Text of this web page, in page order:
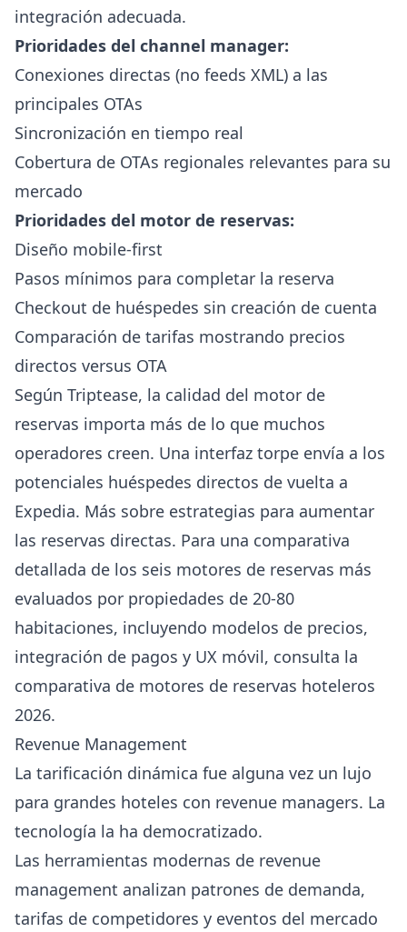
integración adecuada.
Prioridades del channel manager:
Conexiones directas (no feeds XML) a las
principales OTAs
Sincronización en tiempo real
Cobertura de OTAs regionales relevantes para su
mercado
Prioridades del motor de reservas:
Diseño mobile-first
Pasos mínimos para completar la reserva
Checkout de huéspedes sin creación de cuenta
Comparación de tarifas mostrando precios
directos versus OTA
Según Triptease, la calidad del motor de
reservas importa más de lo que muchos
operadores creen. Una interfaz torpe envía a los
potenciales huéspedes directos de vuelta a
Expedia. Más sobre estrategias para aumentar
las reservas directas. Para una comparativa
detallada de los seis motores de reservas más
evaluados por propiedades de 20-80
habitaciones, incluyendo modelos de precios,
integración de pagos y UX móvil, consulta la
comparativa de motores de reservas hoteleros
2026.
Revenue Management
La tarificación dinámica fue alguna vez un lujo
para grandes hoteles con revenue managers. La
tecnología la ha democratizado.
Las herramientas modernas de revenue
management analizan patrones de demanda,
tarifas de competidores y eventos del mercado